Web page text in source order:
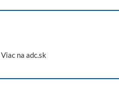
Viac na adc.sk